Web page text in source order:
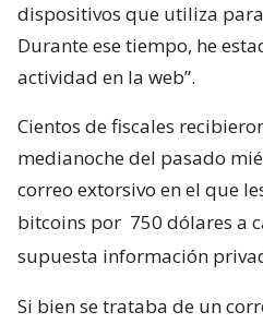
dispositivos que utiliza
Durante ese tiempo, he
actividad en la web”.
Cientos de fiscales
medianoche del pasado
correo extorsivo en el que
bitcoins por 750 dólares a
supuesta información
Si bien se trataba de un